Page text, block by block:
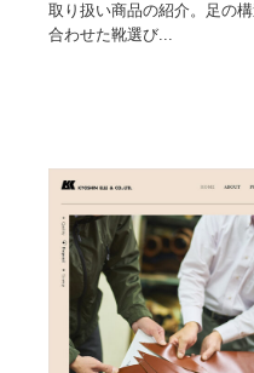
取り扱い商品の紹介。足の
合わせた靴選び...